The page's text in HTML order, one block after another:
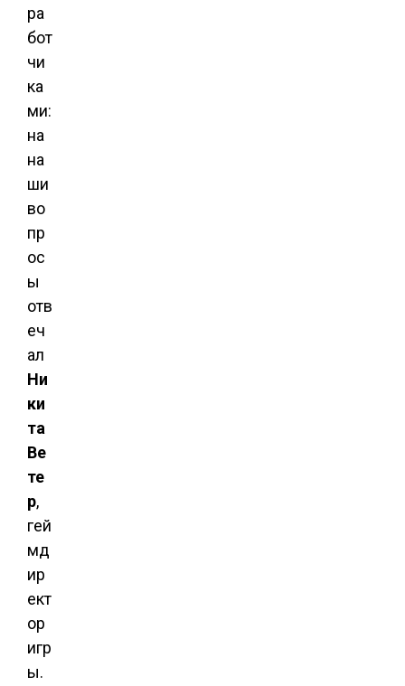
ра
бот
чи
ка
ми:
на
на
ши
во
пр
ос
ы
отв
еч
ал
Ни
ки
та
Ве
те
р,
гей
мд
ир
ект
ор
игр
ы.